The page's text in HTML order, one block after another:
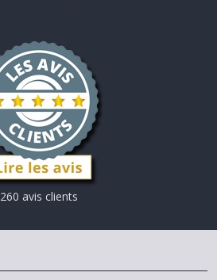
260 avis clients